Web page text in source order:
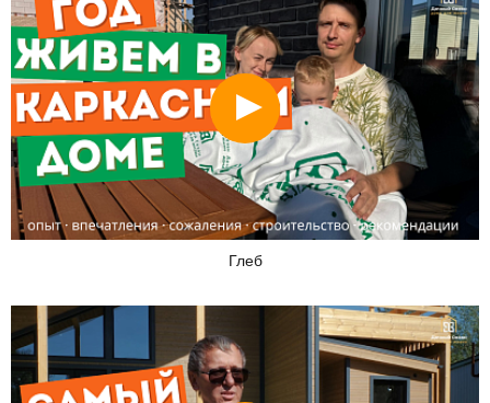
Смотреть
Глеб